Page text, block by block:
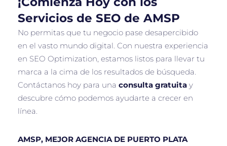
Servicios de SEO de AMSP
No permitas que tu negocio pase desapercibido
en el vasto mundo digital. Con nuestra experiencia
en SEO Optimization, estamos listos para llevar tu
marca a la cima de los resultados de búsqueda.
Contáctanos hoy para una consulta gratuita y
descubre cómo podemos ayudarte a crecer en
línea.
AMSP, MEJOR AGENCIA DE PUERTO PLATA